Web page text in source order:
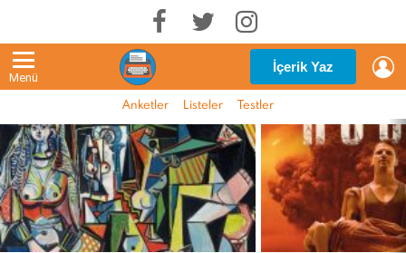
Menü
İçerik Yaz
Anketler Listeler Testler
EN
YENI
İÇERIKLER